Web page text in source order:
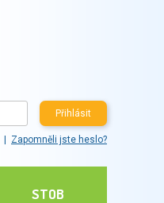
Přihlásit
Zapomněli jste heslo?
STOB